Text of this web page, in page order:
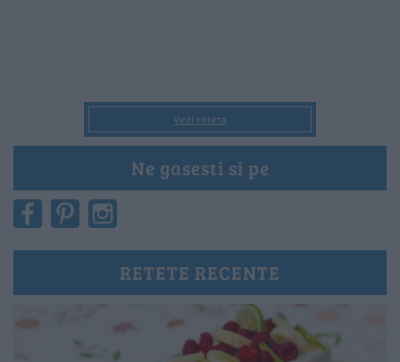
Vezi reteta
Ne gasesti si pe
RETETE RECENTE